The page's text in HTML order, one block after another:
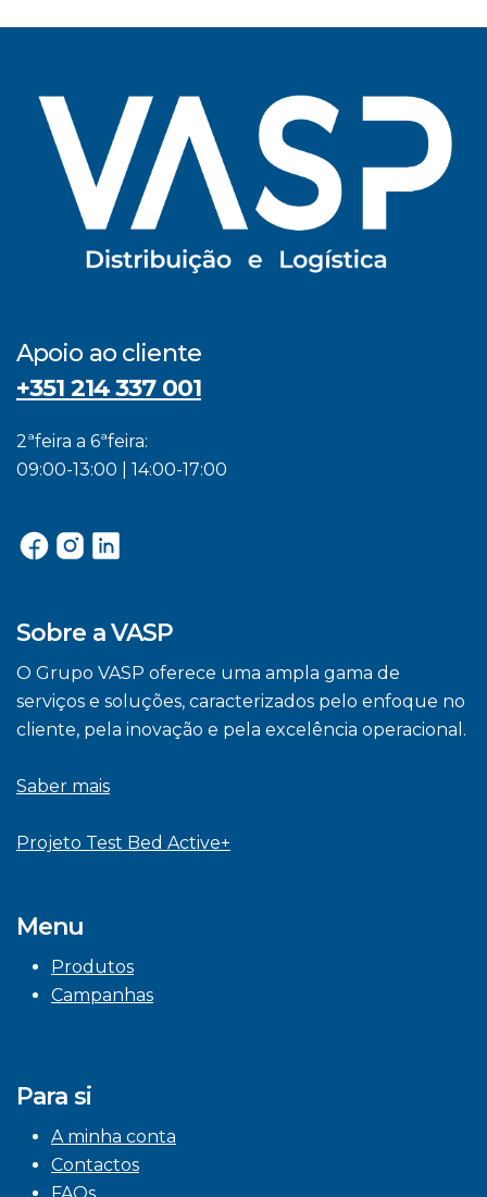
Apoio ao cliente
+351 214 337 001
2ªfeira a 6ªfeira:
09:00-13:00 | 14:00-17:00
Sobre a VASP
O Grupo VASP oferece uma ampla gama de
serviços e soluções, caracterizados pelo enfoque no
cliente, pela inovação e pela excelência operacional.
Saber mais
Projeto Test Bed Active+
Menu
Produtos
Campanhas
Para si
A minha conta
Contactos